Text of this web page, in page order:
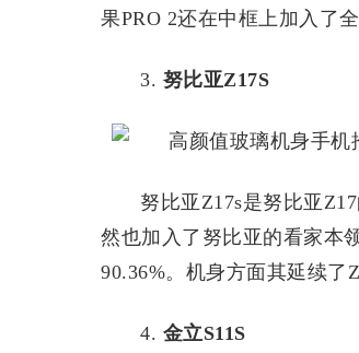
果PRO 2还在中框上加入了
3.努比亚Z17S
努比亚Z17s是努比亚
然也加入了努比亚的看家本
90.36%。机身方面其延续了
4. 金立S11S